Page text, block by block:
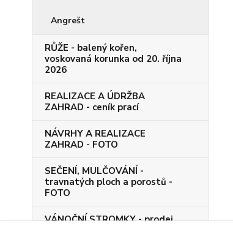
Angrešt
RŮŽE - balený kořen,
voskovaná korunka od 20. října
2026
REALIZACE A ÚDRŽBA
ZAHRAD - ceník prací
NÁVRHY A REALIZACE
ZAHRAD - FOTO
SEČENÍ, MULČOVÁNÍ -
travnatých ploch a porostů -
FOTO
VÁNOČNÍ STROMKY - prodej